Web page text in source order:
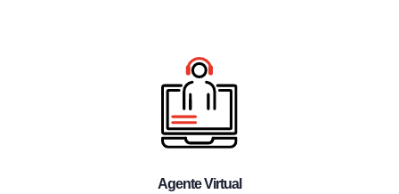
Agente Virtual